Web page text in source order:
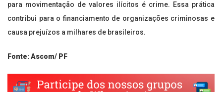
para movimentação de valores ilícitos é crime. Essa prática
contribui para o financiamento de organizações criminosas e
causa prejuízos a milhares de brasileiros.
Fonte: Ascom/ PF